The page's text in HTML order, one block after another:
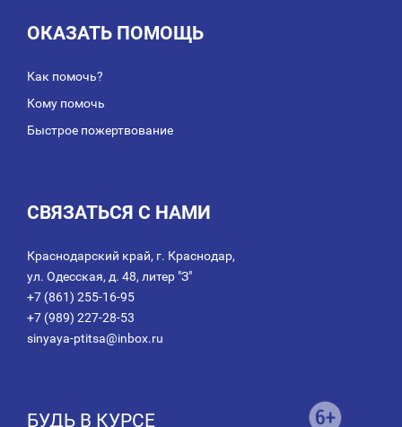
ОКАЗАТЬ ПОМОЩЬ
Как помочь?
Кому помочь
Быстрое пожертвование
СВЯЗАТЬСЯ С НАМИ
Краснодарский край, г. Краснодар,
ул. Одесская, д. 48, литер "З"
+7 (861) 255-16-95
+7 (989) 227-28-53
sinyaya-ptitsa@inbox.ru
БУДЬ В КУРСЕ